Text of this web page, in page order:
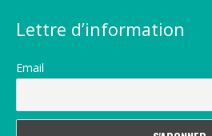
Lettre d’information
Email